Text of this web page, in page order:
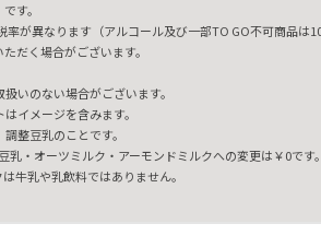
す。
が異なります（アルコール及び一部TO GO不可商品は
だく場合がございます。
いのない場合がございます。
イメージを含みます。
整豆乳のことです。
・オーツミルク・アーモンドミルクへの変更は￥0です。
牛乳や乳飲料ではありません。